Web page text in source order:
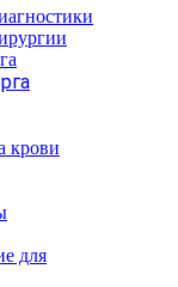
крови